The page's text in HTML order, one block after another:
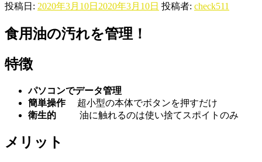
投稿日: 2020年3月10日 2020年3月10日 投稿者: check511
食用油の汚れを管理！
特徴
パソコンでデータ管理
簡単操作超小型の本体でボタンを押すだけ
衛生的 油に触れるのは使い捨てスポイトのみ
メリット